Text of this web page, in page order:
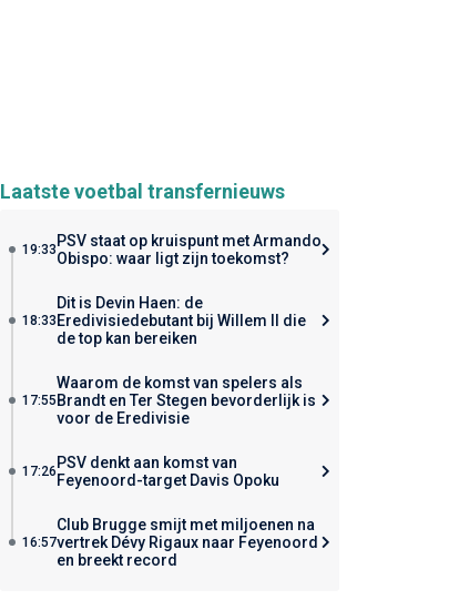
Laatste voetbal transfernieuws
19:33 PSV staat op kruispunt met Armando
Obispo: waar ligt zijn toekomst?
18:33
Dit is Devin Haen: de
Eredivisiedebutant bij Willem II die
de top kan bereiken
17:55
Waarom de komst van spelers als
Brandt en Ter Stegen bevorderlijk is
voor de Eredivisie
17:26 PSV denkt aan komst van
Feyenoord-target Davis Opoku
16:57
Club Brugge smijt met miljoenen na
vertrek Dévy Rigaux naar Feyenoord
en breekt record